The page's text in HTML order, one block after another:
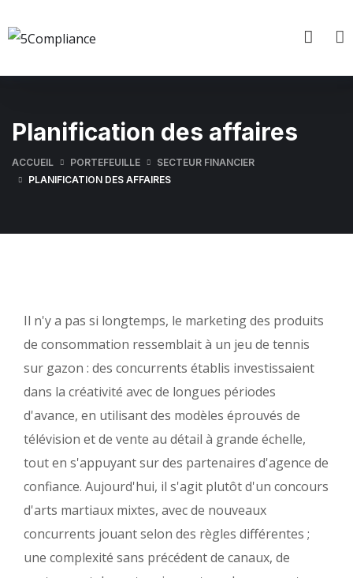
Planification des affaires
ACCUEIL PORTEFEUILLE
SECTEUR FINANCIER
PLANIFICATION DES AFFAIRES
Il n'y a pas si longtemps, le marketing des produits
de consommation ressemblait à un jeu de tennis
sur gazon : des concurrents établis investissaient
dans la créativité avec de longues périodes
d'avance, en utilisant des modèles éprouvés de
télévision et de vente au détail à grande échelle,
tout en s'appuyant sur des partenaires d'agence de
confiance. Aujourd'hui, il s'agit plutôt d'un concours
d'arts martiaux mixtes, avec de nouveaux
concurrents jouant selon des règles différentes ;
une complexité sans précédent de canaux, de